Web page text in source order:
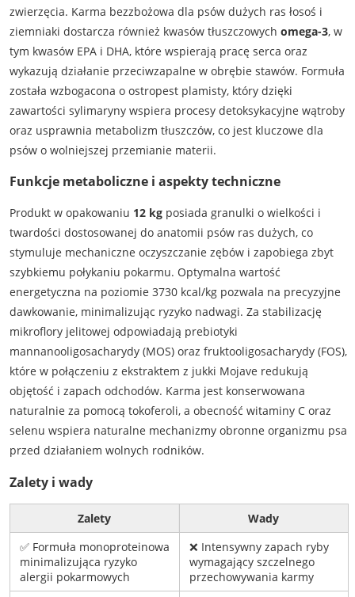
zwierzęcia. Karma bezzbożowa dla psów dużych ras łosoś i
ziemniaki dostarcza również kwasów tłuszczowych omega-3, w
tym kwasów EPA i DHA, które wspierają pracę serca oraz
wykazują działanie przeciwzapalne w obrębie stawów. Formuła
została wzbogacona o ostropest plamisty, który dzięki
zawartości sylimaryny wspiera procesy detoksykacyjne wątroby
oraz usprawnia metabolizm tłuszczów, co jest kluczowe dla
psów o wolniejszej przemianie materii.
Funkcje metaboliczne i aspekty techniczne
Produkt w opakowaniu 12 kgposiada granulki o wielkości i
twardości dostosowanej do anatomii psów ras dużych, co
stymuluje mechaniczne oczyszczanie zębów i zapobiega zbyt
szybkiemu połykaniu pokarmu. Optymalna wartość
energetyczna na poziomie 3730 kcal/kg pozwala na precyzyjne
dawkowanie, minimalizując ryzyko nadwagi. Za stabilizację
mikroflory jelitowej odpowiadają prebiotyki
mannanooligosacharydy (MOS) oraz fruktooligosacharydy (FOS),
które w połączeniu z ekstraktem z jukki Mojave redukują
objętość i zapach odchodów. Karma jest konserwowana
naturalnie za pomocą tokoferoli, a obecność witaminy C oraz
selenu wspiera naturalne mechanizmy obronne organizmu psa
przed działaniem wolnych rodników.
Zalety i wady
Zalety
Wady
✅ Formuła monoproteinowa
minimalizująca ryzyko
alergii pokarmowych
❌ Intensywny zapach ryby
wymagający szczelnego
przechowywania karmy